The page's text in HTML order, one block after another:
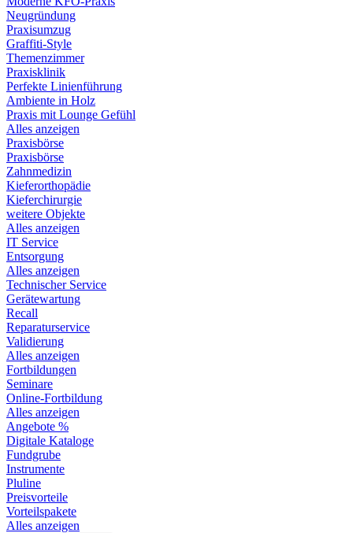
Neugründung
Praxisumzug
Graffiti-Style
Themenzimmer
Praxisklinik
Perfekte Linienführung
Ambiente in Holz
Praxis mit Lounge Gefühl
Alles anzeigen
Praxisbörse
Praxisbörse
Zahnmedizin
Kieferorthopädie
Kieferchirurgie
weitere Objekte
Alles anzeigen
IT Service
Entsorgung
Alles anzeigen
Technischer Service
Gerätewartung
Recall
Reparaturservice
Validierung
Alles anzeigen
Fortbildungen
Seminare
Online-Fortbildung
Alles anzeigen
Angebote %
Digitale Kataloge
Fundgrube
Instrumente
Pluline
Preisvorteile
Vorteilspakete
Alles anzeigen